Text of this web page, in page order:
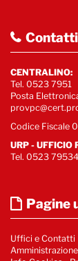
Contatti
CENTRALINO:
Tel. 0523 7951
Posta
Codice Fiscale
URP - UFFICIO
Tel. 0523
Pagine
Uffici e Contatti